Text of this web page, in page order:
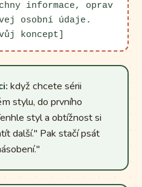
informace, oprav
osobní údaje.
koncept]
když chcete sérii
stylu, do prvního
styl a obtížnost si
další." Pak stačí psát